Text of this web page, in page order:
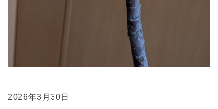
2026年3月30日